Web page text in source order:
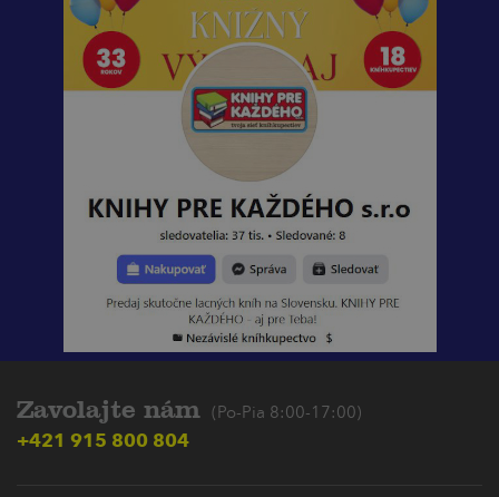
Zavolajte nám (Po-Pia 8:00-17:00)
+421 915 800 804